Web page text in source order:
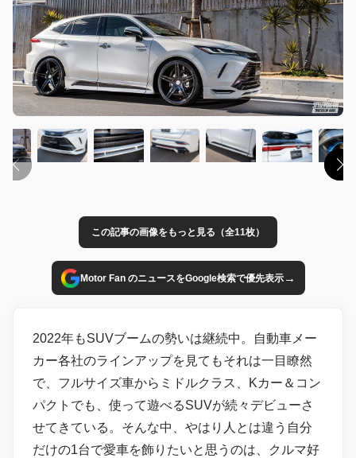
この記事の画像をもっと見る（全11枚）
Motor Fan のニュースをGoogle検索で優先表示→
2022年もSUVブームの勢いは継続中。自動車メー
カー各社のラインアップを見てもそれは一目瞭然
で、フルサイズ車からミドルクラス、Kカー＆コン
パクトでも、使って遊べるSUVが続々デビューさ
せてきている。そんな中、やはり人とは違う自分
だけの1台で愛車を飾りたいと思うのは、クルマ好